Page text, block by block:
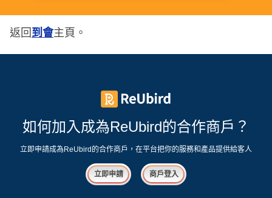
返回 到會主頁。
如何加入成為ReUbird的合作商戶？
立即申請成為ReUbird的合作商戶，在平台把你的服務和產品提供給客人
立即申請 商戶登入